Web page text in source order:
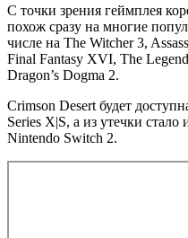
С точки зрения геймплея
похож сразу на многие
числе на The Witcher 3,
Final Fantasy XVI, The
Dragon’s Dogma 2.
Crimson Desert будет
Series X|S, а из утечки
Nintendo Switch 2.